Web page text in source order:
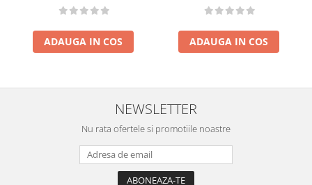
ADAUGA IN COS ADAUGA IN COS
NEWSLETTER
Nu rata ofertele si promotiile noastre